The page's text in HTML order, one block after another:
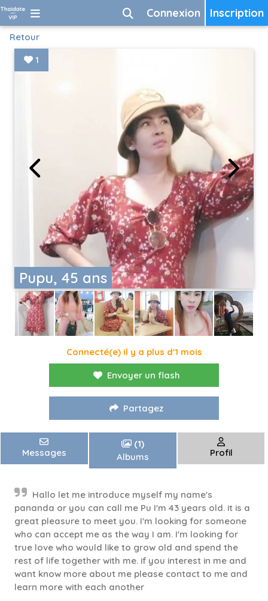
Inscription
Connexion
Retour
Pupu, 45 ans
1
Connecté(e) il y a plus d'1 mois
Envoyer un flash
Partagez
Messages
(1)
Albums
Profil
Hallo let me introduce myself my name's
pananda or you can call me Pu I'm 43 years old. it is a
great pleasure to meet you. I'm looking for someone
who can accept me as the way I am. I'm looking for
true love who would like to grow old and spend the
rest of life together with me. if you interest in me and
want know more about me please contact to me and
learn more with each another